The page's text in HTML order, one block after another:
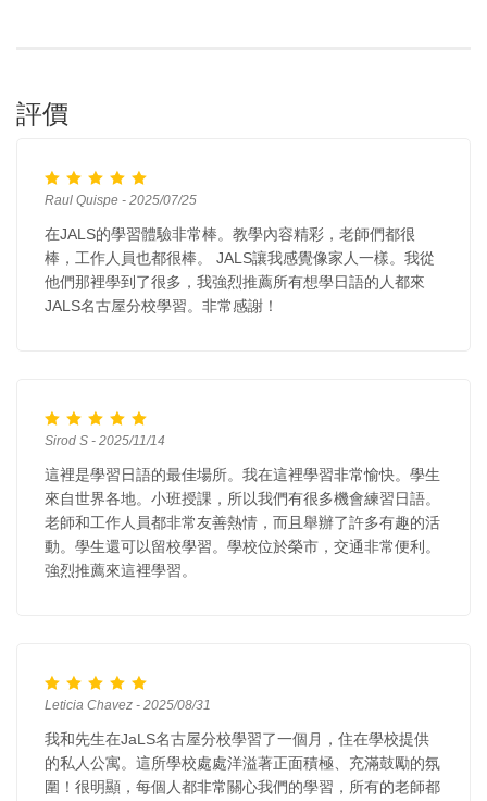
評價
Raul Quispe - 2025/07/25
在JALS的學習體驗非常棒。教學內容精彩，老師們都很
棒，工作人員也都很棒。 JALS讓我感覺像家人一樣。我從
他們那裡學到了很多，我強烈推薦所有想學日語的人都來
JALS名古屋分校學習。非常感謝！
Sirod S - 2025/11/14
這裡是學習日語的最佳場所。我在這裡學習非常愉快。學生
來自世界各地。小班授課，所以我們有很多機會練習日語。
老師和工作人員都非常友善熱情，而且舉辦了許多有趣的活
動。學生還可以留校學習。學校位於榮市，交通非常便利。
強烈推薦來這裡學習。
Leticia Chavez - 2025/08/31
我和先生在JaLS名古屋分校學習了一個月，住在學校提供
的私人公寓。這所學校處處洋溢著正面積極、充滿鼓勵的氛
圍！很明顯，每個人都非常關心我們的學習，所有的老師都